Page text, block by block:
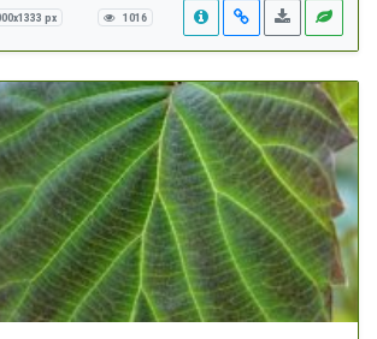
px 1016